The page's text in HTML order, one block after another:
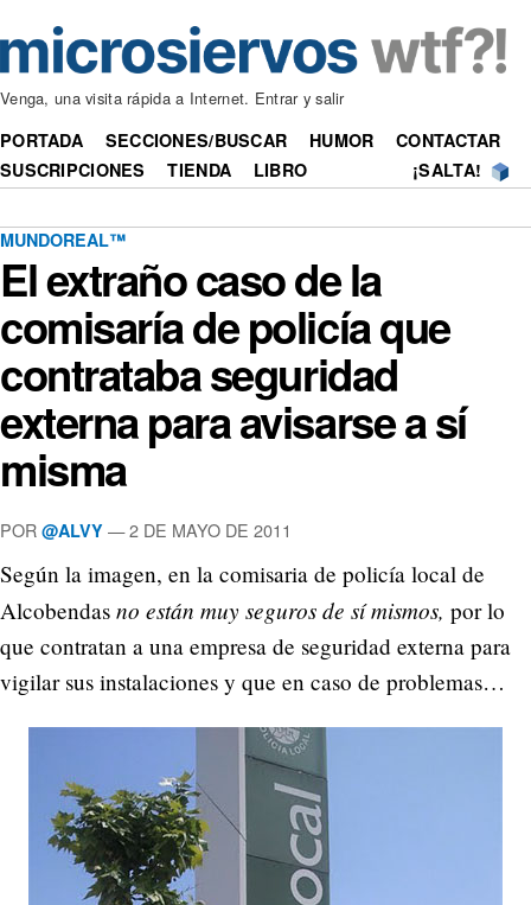
Venga, una visita rápida a Internet. Entrar y salir
PORTADA SECCIONES/BUSCAR HUMOR
CONTACTAR
SUSCRIPCIONES
TIENDA LIBRO ¡SALTA!
MUNDOREAL™
El extraño caso de la
comisaría de policía que
contrataba seguridad
externa para avisarse a sí
misma
POR @ALVY —2 DE MAYO DE 2011
Según la imagen, en la comisaria de policía local de
Alcobendas no están muy seguros de sí mismos, por lo
que contratan a una empresa de seguridad externa para
vigilar sus instalaciones y que en caso de problemas…